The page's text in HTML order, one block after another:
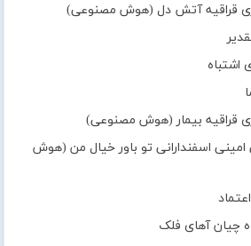
قراقیه آتش دل (هوش مصنوعی)
اشتباه
قراقیه بیمار (هوش مصنوعی)
اسفندارانی تو باور خیال من (هوش
چیان آهای فلک